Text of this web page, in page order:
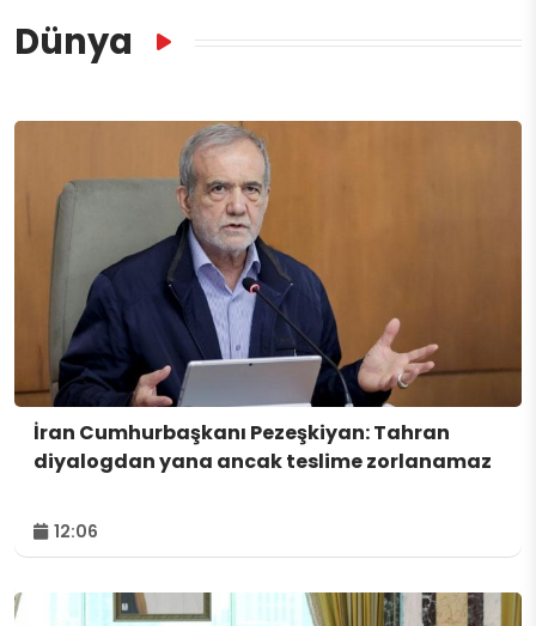
Dünya
İran Cumhurbaşkanı Pezeşkiyan: Tahran
diyalogdan yana ancak teslime zorlanamaz
12:06